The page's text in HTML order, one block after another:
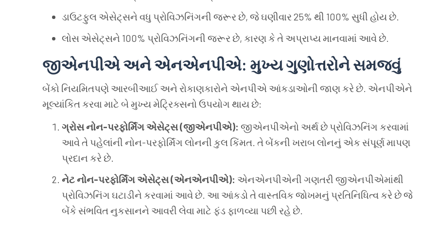
ડાઉટફુલ એસેટ્સને વધુ પ્રોવિઝનિંગની જરૂર છે, જે ઘણીવાર 25% થી 100% સુધી હોય છે.
લોસ એસેટ્સને 100% પ્રોવિઝનિંગની જરૂર છે, કારણ કે તે અપ્રાપ્ય માનવામાં આવે છે.
જીએનપીએ અને એનએનપીએ: મુખ્ય ગુણોત્તરોને સમજવું
બેંકો નિયમિતપણે આરબીઆઈ અને રોકાણકારોને એનપીએ આંકડાઓની જાણ કરે છે. એનપીએને
મૂલ્યાંકિત કરવા માટે બે મુખ્ય મેટ્રિક્સનો ઉપયોગ થાય છે:
ગ્રોસ નોન-પરફોર્મિંગ એસેટ્સ (જીએનપીએ): જીએનપીએનો અર્થ છે પ્રોવિઝનિંગ કરવામાં
આવે તે પહેલાંની નોન-પરફોર્મિંગ લોનની કુલ કિંમત. તે બેંકની ખરાબ લોનનું એક સંપૂર્ણ માપણ
પ્રદાન કરે છે.
નેટ નોન-પરફોર્મિંગ એસેટ્સ (એનએનપીએ): એનએનપીએની ગણતરી જીએનપીએમાંથી
પ્રોવિઝનિંગ ઘટાડીને કરવામાં આવે છે. આ આંકડો તે વાસ્તવિક જોખમનું પ્રતિનિધિત્વ કરે છે જે
બેંકે સંભવિત નુકસાનને આવરી લેવા માટે ફંડ ફાળવ્યા પછી રહે છે.